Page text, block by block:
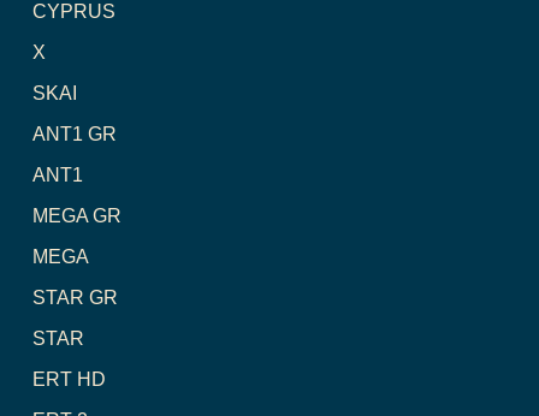
CYPRUS
X
SKAI
ANT1 GR
ANT1
MEGA GR
MEGA
STAR GR
STAR
ERT HD